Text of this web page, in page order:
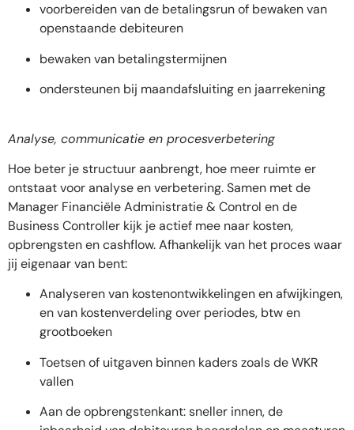
voorbereiden van de betalingsrun of bewaken van
openstaande debiteuren
bewaken van betalingstermijnen
ondersteunen bij maandafsluiting en jaarrekening
Analyse, communicatie en procesverbetering
Hoe beter je structuur aanbrengt, hoe meer ruimte er
ontstaat voor analyse en verbetering. Samen met de
Manager Financiële Administratie & Control en de
Business Controller kijk je actief mee naar kosten,
opbrengsten en cashflow. Afhankelijk van het proces waar
jij eigenaar van bent:
Analyseren van kostenontwikkelingen en afwijkingen,
en van kostenverdeling over periodes, btw en
grootboeken
Toetsen of uitgaven binnen kaders zoals de WKR
vallen
Aan de opbrengstenkant: sneller innen, de